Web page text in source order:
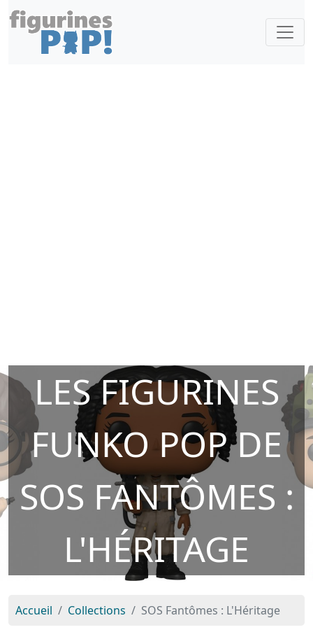
LES FIGURINES
FUNKO POP DE
SOS FANTÔMES :
L'HÉRITAGE
Accueil Collections SOS Fantômes : L'Héritage